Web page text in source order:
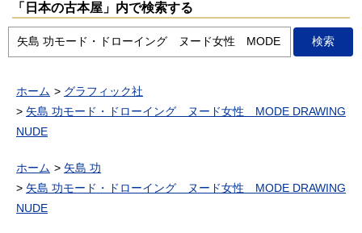
「日本の古本屋」内で検索する
ホーム
グラフィック社
矢島 功モード・ドローイング ヌード女性 MODE DRAWING
NUDE
ホーム
矢島 功
矢島 功モード・ドローイング ヌード女性 MODE DRAWING
NUDE